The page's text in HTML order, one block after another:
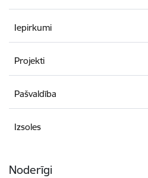
Iepirkumi
Projekti
Pašvaldība
Izsoles
Noderīgi